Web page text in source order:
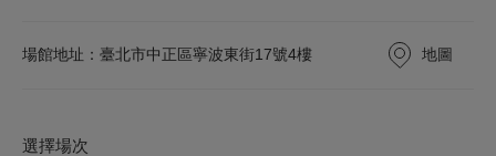
場館地址：臺北市中正區寧波東街17號4樓 地圖
選擇場次